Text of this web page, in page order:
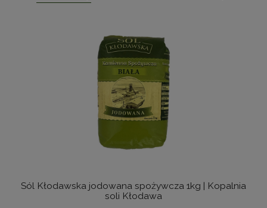
Sól Kłodawska jodowana spożywcza 1kg | Kopalnia
soli Kłodawa